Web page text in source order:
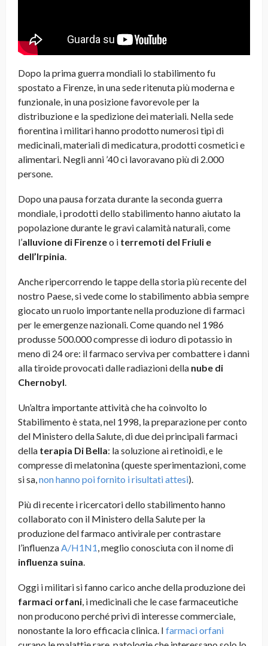
Dopo la prima guerra mondiali lo stabilimento fu
spostato a Firenze, in una sede ritenuta più moderna e
funzionale, in una posizione favorevole per la
distribuzione e la spedizione dei materiali. Nella sede
fiorentina i militari hanno prodotto numerosi tipi di
medicinali, materiali di medicatura, prodotti cosmetici e
alimentari. Negli anni ’40 ci lavoravano più di 2.000
persone.
Dopo una pausa forzata durante la seconda guerra
mondiale, i prodotti dello stabilimento hanno aiutato la
popolazione durante le gravi calamità naturali, come
l’alluvione di Firenzeo i terremoti del Friuli e
dell’Irpinia.
Anche ripercorrendo le tappe della storia più recente del
nostro Paese, si vede come lo stabilimento abbia sempre
giocato un ruolo importante nella produzione di farmaci
per le emergenze nazionali. Come quando nel 1986
produsse 500.000 compresse di ioduro di potassio in
meno di 24 ore: il farmaco serviva per combattere i danni
alla tiroide provocati dalle radiazioni della nube di
Chernobyl.
Un’altra importante attività che ha coinvolto lo
Stabilimento è stata, nel 1998, la preparazione per conto
del Ministero della Salute, di due dei principali farmaci
della terapia Di Bella: la soluzione ai retinoidi, e le
compresse di melatonina (queste sperimentazioni, come
si sa,non hanno poi fornito i risultati attesi).
Più di recente i ricercatori dello stabilimento hanno
collaborato con il Ministero della Salute per la
produzione del farmaco antivirale per contrastare
l’influenzaA/H1N1, meglio conosciuta con il nome di
influenza suina.
Oggi i militari si fanno carico anche della produzione dei
farmaci orfani, i medicinali che le case farmaceutiche
non producono perché privi di interesse commerciale,
nonostante la loro efficacia clinica. I farmaci orfani